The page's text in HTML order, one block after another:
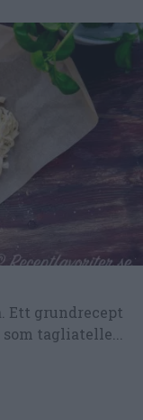
Ett grundrecept
tagliatelle...